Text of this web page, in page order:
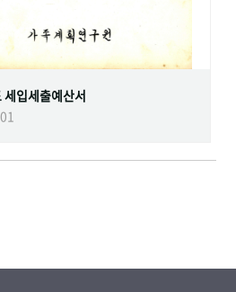
입세출예산서